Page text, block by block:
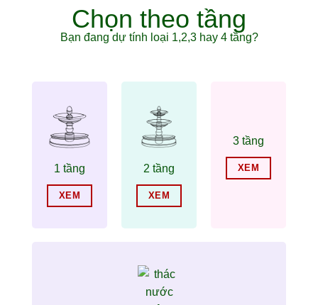
Chọn theo tầng
Bạn đang dự tính loại 1,2,3 hay 4 tầng?
1 tầng
XEM
2 tầng
XEM
3 tầng
XEM